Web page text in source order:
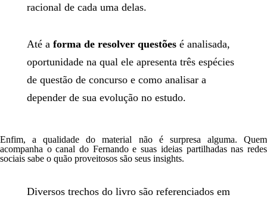
racional de cada uma delas.
Até a forma de resolver questõesé analisada,
oportunidade na qual ele apresenta três espécies
de questão de concurso e como analisar a
depender de sua evolução no estudo.
Enfim, a qualidade do material não é surpresa alguma. Quem
acompanha o canal do Fernando e suas ideias partilhadas nas redes
sociais sabe o quão proveitosos são seus insights.
Diversos trechos do livro são referenciados em